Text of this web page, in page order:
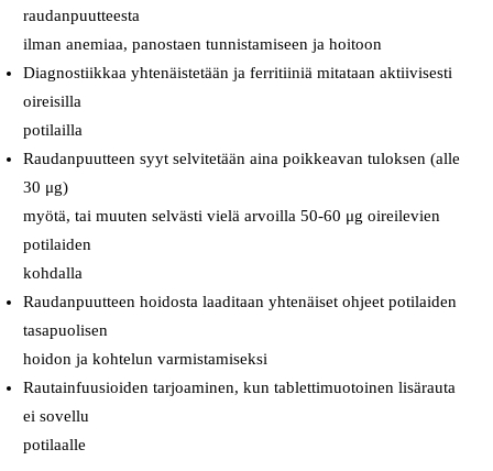
raudanpuutteesta
ilman anemiaa, panostaen tunnistamiseen ja hoitoon
Diagnostiikkaa yhtenäistetään ja ferritiiniä mitataan aktiivisesti
oireisilla
potilailla
Raudanpuutteen syyt selvitetään aina poikkeavan tuloksen (alle
30 μg)
myötä, tai muuten selvästi vielä arvoilla 50-60 μg oireilevien
potilaiden
kohdalla
Raudanpuutteen hoidosta laaditaan yhtenäiset ohjeet potilaiden
tasapuolisen
hoidon ja kohtelun varmistamiseksi
Rautainfuusioiden tarjoaminen, kun tablettimuotoinen lisärauta
ei sovellu
potilaalle